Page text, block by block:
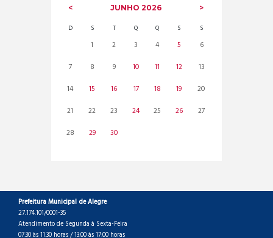
JUNHO 2026
D S T Q Q S S
1 2 3 4 5
6
7
8 9 10 11 12
13
14
15 16 17 18 19
20
21
22 23 24 25 26
27
28
29 30
Prefeitura Municipal de Alegre
27.174.101/0001-35
Atendimento de Segunda à Sexta-Feira
07:30 às 11:30 horas / 13:00 às 17:00 horas